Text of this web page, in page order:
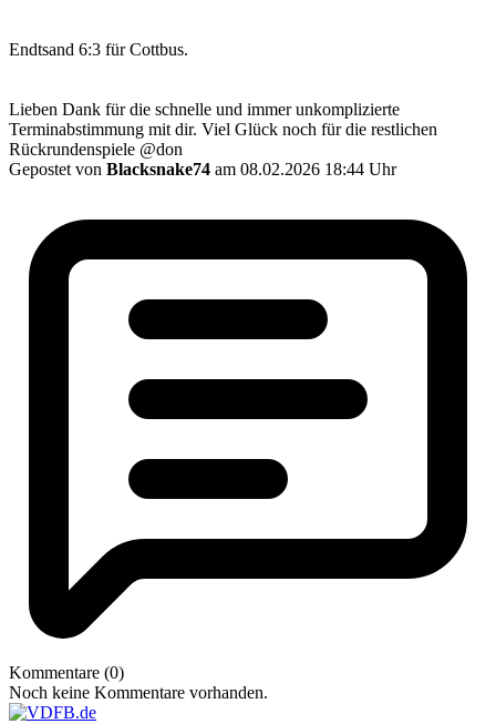
Endtsand 6:3 für Cottbus.
Lieben Dank für die schnelle und immer unkomplizierte
Terminabstimmung mit dir. Viel Glück noch für die restlichen
Rückrundenspiele @don
Gepostet von Blacksnake74 am 08.02.2026 18:44 Uhr
Kommentare (0)
Noch keine Kommentare vorhanden.